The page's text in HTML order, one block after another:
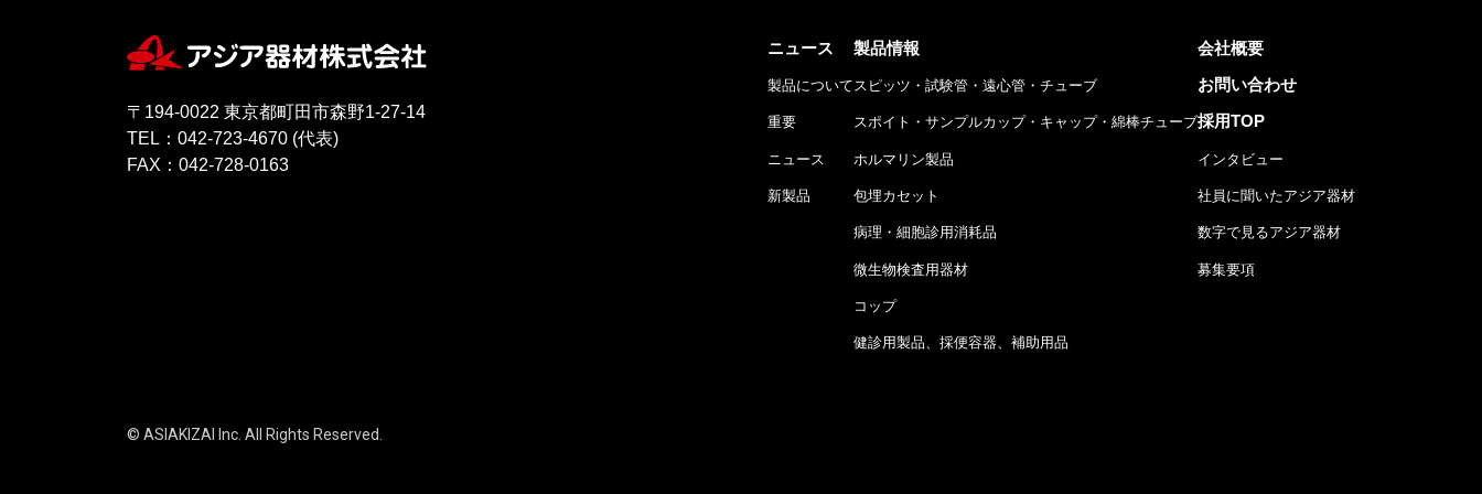
〒194-0022 東京都町田市森野1-27-14
TEL：042-723-4670 (代表)
FAX：042-728-0163
ニュース
製品について
重要
ニュース
新製品
製品情報
スピッツ・試験管・遠心管・チューブ
スポイト・サンプルカップ・キャップ・綿棒チューブ
ホルマリン製品
包埋カセット
病理・細胞診用消耗品
微生物検査用器材
コップ
健診用製品、採便容器、補助用品
会社概要
お問い合わせ
採用TOP
インタビュー
社員に聞いたアジア器材
数字で見るアジア器材
募集要項
© ASIAKIZAI Inc. All Rights Reserved.